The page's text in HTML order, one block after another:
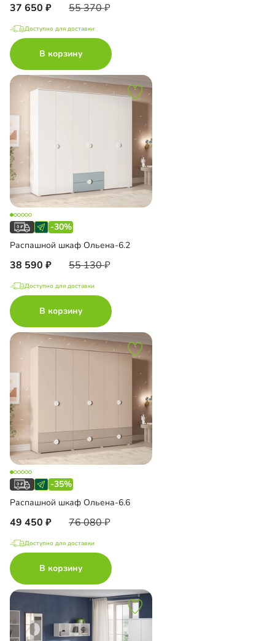
37 650 55 370
Доступно для доставки
В корзину
-30%
Распашной шкаф Ольена-6.2
38 590 55 130
Доступно для доставки
В корзину
-35%
Распашной шкаф Ольена-6.6
49 450 76 080
Доступно для доставки
В корзину